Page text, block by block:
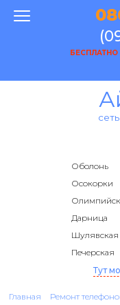
Оболонь
Осокорки
Дарница
Шулявская
Печерская
Тут
Главная Ремонт